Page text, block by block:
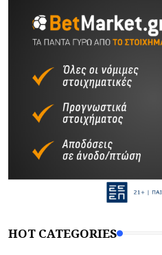
HOT CATEGORIES